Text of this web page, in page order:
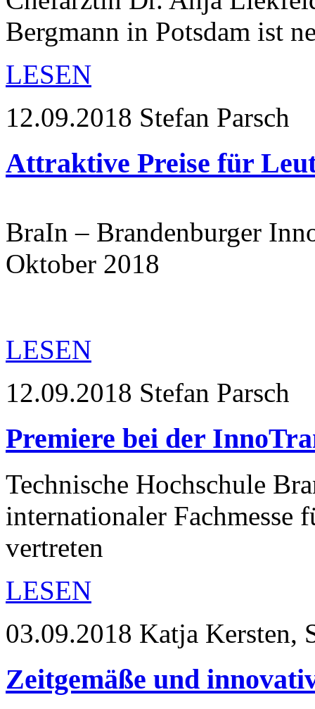
Bergmann in Potsdam ist
LESEN
12.09.2018 Stefan Parsch
Attraktive Preise für
BraIn – Brandenburger
Oktober 2018
LESEN
12.09.2018 Stefan Parsch
Premiere bei der
Technische Hochschule
internationaler Fachmesse
vertreten
LESEN
03.09.2018 Katja Kersten,
Zeitgemäße und